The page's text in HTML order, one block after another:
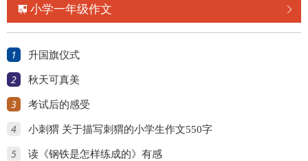

 小学一年级作文
1 升国旗仪式
2 秋天可真美
3 考试后的感受
4 小刺猬 关于描写刺猬的小学生作文550字
5 读《钢铁是怎样练成的》有感